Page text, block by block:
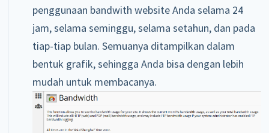
penggunaan bandwith website Anda selama 24
jam, selama seminggu, selama setahun, dan pada
tiap-tiap bulan. Semuanya ditampilkan dalam
bentuk grafik, sehingga Anda bisa dengan lebih
mudah untuk membacanya.